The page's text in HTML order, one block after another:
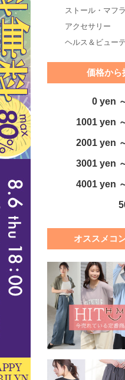
ストール・マフ
アクセサリー
ヘルス＆ビュー
価格から
0 yen
1001 yen
2001 yen
3001 yen
4001 yen
オススメコ